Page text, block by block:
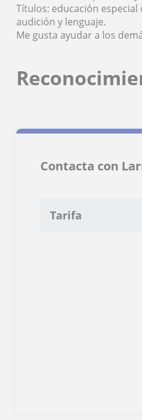
Títulos: educación
audición y lenguaje.
Me gusta ayudar a los
Contacta con
Tarifa